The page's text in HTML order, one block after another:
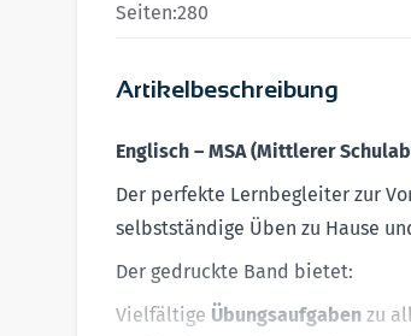
Artikelbeschreibung
Englisch – MSA (Mittlerer
Der perfekte Lernbegleiter zur
selbstständige Üben zu Hause
Der gedruckte Band bietet:
Vielfältige Übungsaufgaben zu
Seiten:280